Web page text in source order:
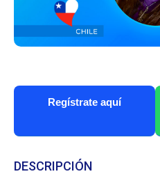
Regístrate aquí
DESCRIPCIÓN